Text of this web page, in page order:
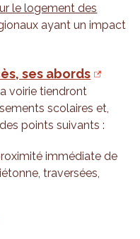
le logement des
ayant un impact
ses abords
voirie tiendront
scolaires et,
points suivants :
immédiate de
traversées,